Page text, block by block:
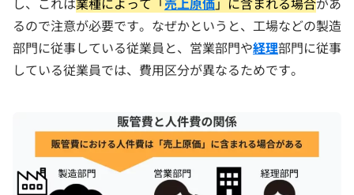
るので注意が必要です。なぜかというと、工場などの製造
部門に従事している従業員と、営業部門や経理部門に従事
している従業員では、費用区分が異なるためです。